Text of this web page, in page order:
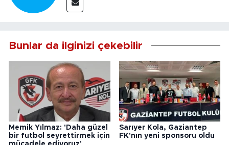
Bunlar da ilginizi çekebilir
Memik Yılmaz: 'Daha güzel
bir futbol seyrettirmek için
Sarıyer Kola, Gaziantep
FK'nın yeni sponsoru oldu